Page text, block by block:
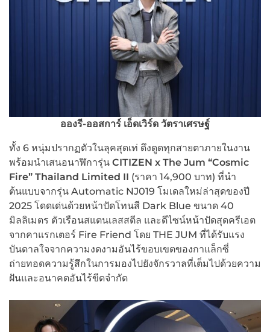
อองรี-ออสการ์ เอ็ดเวิร์ด วัตราเศรษฐ์
ทั้ง 6 หนุ่มปรากฏตัวในลุคสุดเท่ ดึงดูดทุกสายตาภายในงาน
พร้อมนำเสนอนาฬิการุ่น CITIZEN x The Jum “Cosmic
Fire” Thailand Limited II (ราคา 14,900 บาท) ที่นำ
ต้นแบบจากรุ่น Automatic NJ019 โมเดลใหม่ล่าสุดของปี
2025 โดดเด่นด้วยหน้าปัดโทนสี Dark Blue ขนาด 40
มิลลิเมตร ตัวเรือนสแตนเลสสตีล และดีไซน์หน้าปัดสุดครีเอต
จากคาแรกเตอร์ Fire Friend โดย THE JUM ที่ได้รับแรง
บันดาลใจจากความงดงามอันไร้ขอบเขตของกาแล็กซี่
ถ่ายทอดความรู้สึกในการมองไปยังจักรวาลที่เต็มไปด้วยความ
ฝันและอนาคตอันไร้ขีดจำกัด